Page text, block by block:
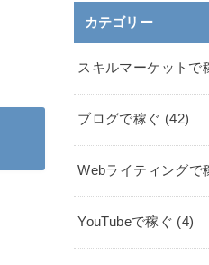
カテゴリー
スキルマーケットで
ブログで稼ぐ (42)
Webライティングで
YouTubeで稼ぐ (4)